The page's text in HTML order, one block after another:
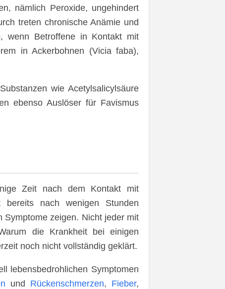
nämlich Peroxide, ungehindert
treten chronische Anämie und
wenn Betroffene in Kontakt mit
in Ackerbohnen (Vicia faba),
wie Acetylsalicylsäure
ebenso Auslöser für Favismus
Zeit nach dem Kontakt mit
bereits nach wenigen Stunden
Symptome zeigen. Nicht jeder mit
die Krankheit bei einigen
noch nicht vollständig geklärt.
lebensbedrohlichen Symptomen
und Rückenschmerzen, Fieber,